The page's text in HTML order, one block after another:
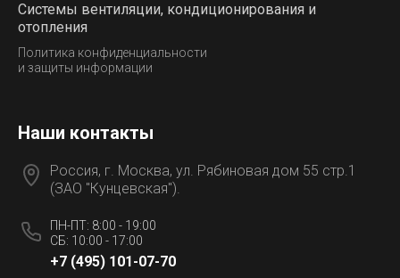
Системы вентиляции, кондиционирования и
отопления
Политика конфиденциальности
и защиты информации
Наши контакты
Россия, г. Москва, ул. Рябиновая дом 55 стр.1
(ЗАО "Кунцевская").
ПН-ПТ: 8:00 - 19:00
СБ: 10:00 - 17:00
+7 (495) 101-07-70